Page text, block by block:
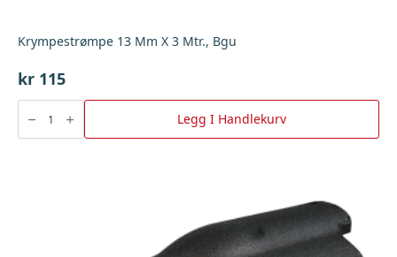
Krympestrømpe 13 Mm X 3 Mtr., Bgu
kr 115
Krympestrømpe
Mm
X
Legg I Handlekurv